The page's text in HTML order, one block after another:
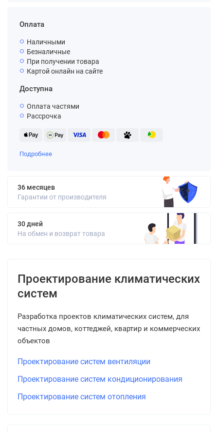
Оплата
Наличными
Безналичные
При получении товара
Картой онлайн на сайте
Доступна
Оплата частями
Рассрочка
Подробнее
36 месяцев
Гарантии от производителя
30 дней
На обмен и возврат товара
Проектирование климатических
систем
Разработка проектов климатических систем, для
частных домов, коттеджей, квартир и коммерческих
объектов
Проектирование систем вентиляции
Проектирование систем кондиционирования
Проектирование систем отопления